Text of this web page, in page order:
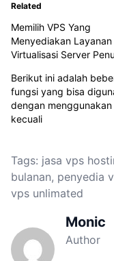
Related
Memilih VPS Yang
Menyediakan Layanan
Virtualisasi Server
Berikut ini adalah
fungsi yang bisa
dengan menggunakan
kecuali
Tags: jasa vps
bulanan, penyedia
vps unlimated
Monic
Author